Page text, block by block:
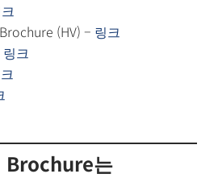
(HV) – 링크
링크
Brochure는